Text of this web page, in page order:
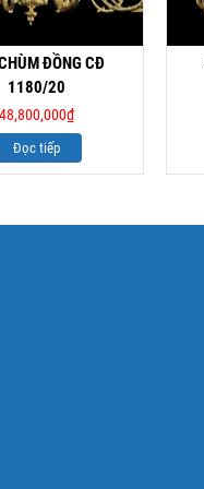
ĐỒNG CĐ
1180/20
₫
Đọc tiếp